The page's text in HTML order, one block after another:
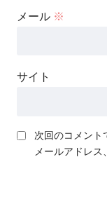
メール ※
サイト
次回のコメント
メールアドレス